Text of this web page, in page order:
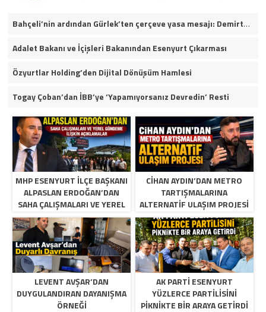
Bahçeli’nin ardından Gürlek’ten çerçeve yasa mesajı: Demirtaş ve Ahmet Özer yararlanamayacak
Adalet Bakanı ve İçişleri Bakanından Esenyurt Çıkarması
Özyurtlar Holding’den Dijital Dönüşüm Hamlesi
Togay Çoban’dan İBB’ye ‘Yapamıyorsanız Devredin’ Resti
MHP ESENYURT İLÇE BAŞKANI
ALPASLAN ERDOĞAN’DAN
SAHA ÇALIŞMALARI VE YEREL
GÜNDEME İLIŞKIN
AÇIKLAMALAR
CIHAN AYDIN’DAN METRO
TARTIŞMALARINA
ALTERNATIF ULAŞIM PROJESI
LEVENT AVŞAR’DAN
DUYGULANDIRAN DAYANIŞMA
ÖRNEĞI
AK PARTI ESENYURT
YÜZLERCE PARTILISINI
PIKNIKTE BIR ARAYA GETIRDI